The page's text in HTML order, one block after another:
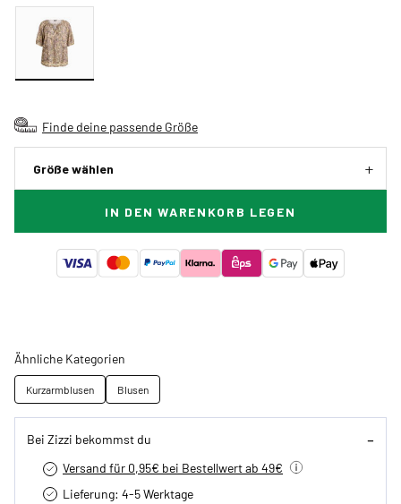
Finde deine passende Größe
Größe wählen
IN DEN WARENKORB LEGEN
Ähnliche Kategorien
Kurzarmblusen Blusen
Bei Zizzi bekommst du
Versand für 0,95€ bei Bestellwert ab 49€
Lieferung: 4-5 Werktage